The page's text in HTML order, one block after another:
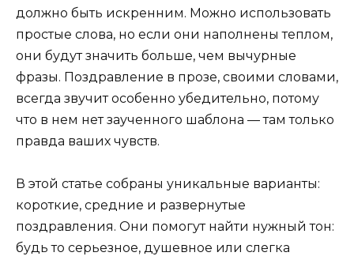
должно быть искренним. Можно использовать
простые слова, но если они наполнены теплом,
они будут значить больше, чем вычурные
фразы. Поздравление в прозе, своими словами,
всегда звучит особенно убедительно, потому
что в нем нет заученного шаблона — там только
правда ваших чувств.
В этой статье собраны уникальные варианты:
короткие, средние и развернутые
поздравления. Они помогут найти нужный тон:
будь то серьезное, душевное или слегка